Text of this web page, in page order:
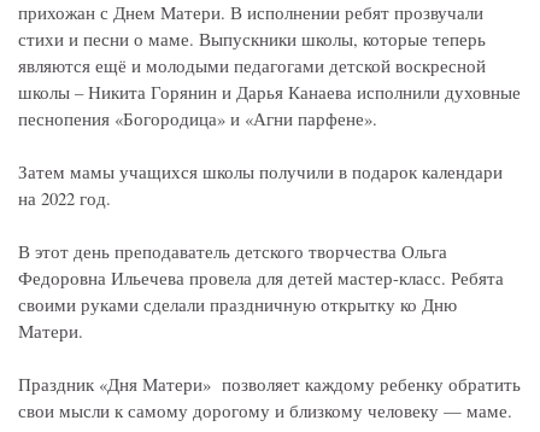
прихожан с Днем Матери. В исполнении ребят прозвучали
стихи и песни о маме. Выпускники школы, которые теперь
являются ещё и молодыми педагогами детской воскресной
школы – Никита Горянин и Дарья Канаева исполнили духовные
песнопения «Богородица» и «Агни парфене».
Затем мамы учащихся школы получили в подарок календари
на 2022 год.
В этот день преподаватель детского творчества Ольга
Федоровна Ильечева провела для детей мастер-класс. Ребята
своими руками сделали праздничную открытку ко Дню
Матери.
Праздник «Дня Матери» позволяет каждому ребенку обратить
свои мысли к самому дорогому и близкому человеку — маме.